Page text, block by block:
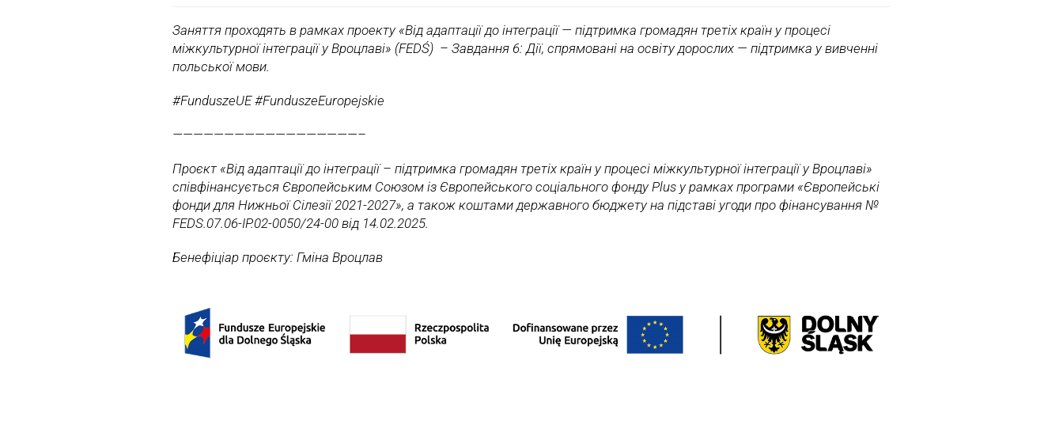
Заняття проходять в рамках проекту «Від адаптації до інтеграції — підтримка громадян третіх країн у процесі
міжкультурної інтеграції у Вроцлаві» (FEDŚ) – Завдання 6: Дії, спрямовані на освіту дорослих — підтримка у вивченні
польської мови.
#FunduszeUE #FunduszeEuropejskie
——————————————————–
Проєкт «Від адаптації до інтеграції – підтримка громадян третіх країн у процесі міжкультурної інтеграції у Вроцлаві»
співфінансується Європейським Союзом із Європейського соціального фонду Plus у рамках програми «Європейські
фонди для Нижньої Сілезії 2021-2027», а також коштами державного бюджету на підставі угоди про фінансування №
FEDS.07.06-IP.02-0050/24-00 від 14.02.2025.
Бенефіціар проєкту: Гміна Вроцлав